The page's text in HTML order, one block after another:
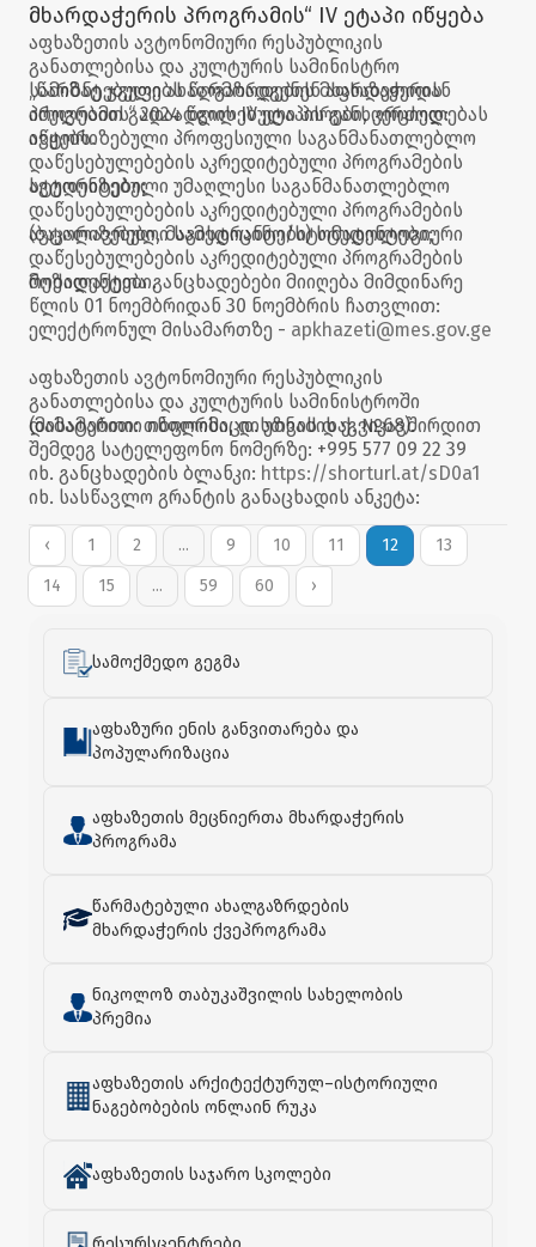
სამოქმედო გეგმა
აფხაზური ენის განვითარება და
პოპულარიზაცია
აფხაზეთის მეცნიერთა მხარდაჭერის
პროგრამა
წარმატებული ახალგაზრდების
მხარდაჭერის ქვეპროგრამა
ნიკოლოზ თაბუკაშვილის სახელობის
პრემია
აფხაზეთის არქიტექტურულ–ისტორიული
ნაგებობების ონლაინ რუკა
აფხაზეთის საჯარო სკოლები
მხარდაჭერის პროგრამის“ IV ეტაპი იწყება
აფხაზეთის ავტონომიური რესპუბლიკის
განათლებისა და კულტურის სამინისტრო
„წარმატებული ახალგაზრდების მხარდაჭერის
პროგრამის“ 2024 წლის IV ეტაპის განხორციელებას
იწყებს.
სამიზნე ჯგუფებს წარმოადგენენ აფხაზეთიდან
იძულებით გადაადგილებული პირები, კერძოდ:
ავტორიზებული პროფესიული საგანმანათლებლო
დაწესებულებების აკრედიტებული პროგრამების
სტუდენტები;
ავტორიზებული უმაღლესი საგანმანათლებლო
დაწესებულებების აკრედიტებული პროგრამების
(ბაკალავრები, მაგისტრანტები) სტუდენტები;
ავტორიზებული სამედიცინო/სტომატოლოგიური
დაწესებულებების აკრედიტებული პროგრამების
რეზიდენტები.
მოქალაქეთა განცხადებები მიიღება მიმდინარე
წლის 01 ნოემბრიდან 30 ნოემბრის ჩათვლით:
ელექტრონულ მისამართზე - apkhazeti@mes.gov.ge
აფხაზეთის ავტონომიური რესპუბლიკის
განათლებისა და კულტურის სამინისტროში
(მისამართი: თბილისი, დ. უზნაძის ქ. №68).
დამატებითი ინფორმაციისთვის დაგვიკავშირდით
შემდეგ სატელეფონო ნომერზე: +995 577 09 22 39
იხ. განცხადების ბლანკი: https://shorturl.at/sD0a1
იხ. სასწავლო გრანტის განაცხადის ანკეტა:
https://shorturl.at/cqSZs
იხ. ვრცლად:
https://shorturl.at/e16oo
‹ 1 2 ... 9 10 11 12
13
14
15 ... 59 60 ›